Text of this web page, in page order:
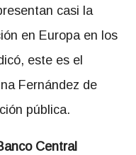
casi la
en Europa en los
este es el
Fernández de
pública.
Central